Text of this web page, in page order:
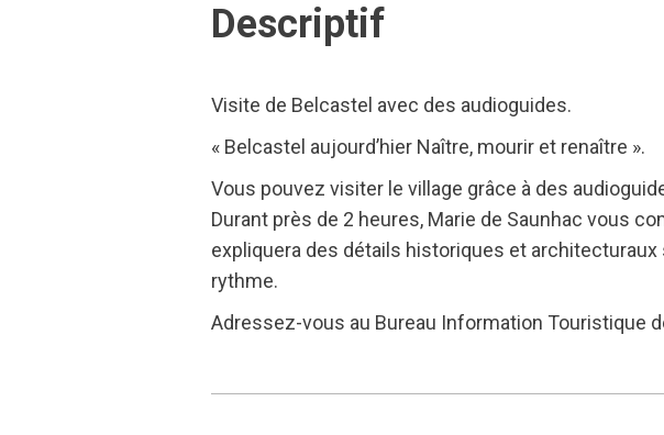
Descriptif
Visite de Belcastel avec des audioguides.
« Belcastel aujourd’hier Naître, mourir et renaître ».
Vous pouvez visiter le village grâce à des
Durant près de 2 heures, Marie de Saunhac vous
expliquera des détails historiques et
rythme.
Adressez-vous au Bureau Information Touristique